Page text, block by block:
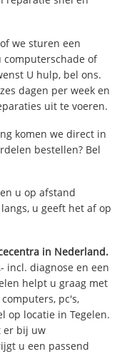
we sturen een
computerschade of
U hulp, bel ons.
dagen per week en
uit te voeren.
komen we direct in
bestellen? Bel
u op afstand
u geeft het af op
in Nederland.
incl. diagnose en een
helpt u graag met
pc's,
op locatie in Tegelen.
er bij uw
u een passend